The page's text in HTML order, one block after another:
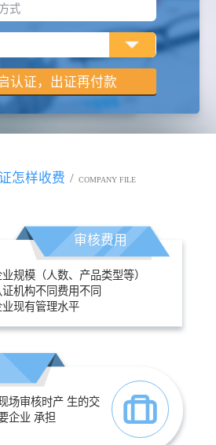
式
怎样收费 / COMPANY FILE
审核费用
业规模（人数、产品类型等）
证机构不同费用不同
业现有管理水平
场审核时产 生的交
企业 承担